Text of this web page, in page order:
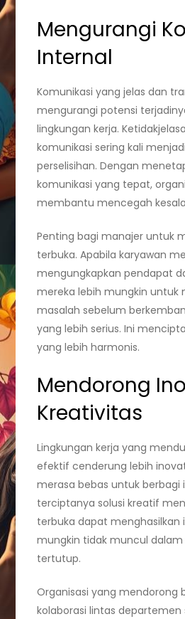
Mengurangi
Internal
Komunikasi yang jelas dan
mengurangi potensi
lingkungan kerja.
komunikasi sering kali
perselisihan. Dengan
komunikasi yang tepat,
membantu mencegah
Penting bagi manajer untuk
terbuka. Apabila karyawan
mengungkapkan pendapat
mereka lebih mungkin untuk
masalah sebelum
yang lebih serius. Ini
yang lebih harmonis.
Mendorong
Kreativitas
Lingkungan kerja yang
efektif cenderung lebih
merasa bebas untuk berbagi
terciptanya solusi kreatif
terbuka dapat menghasilkan
mungkin tidak muncul dalam
tertutup.
Organisasi yang mendorong
kolaborasi lintas departemen